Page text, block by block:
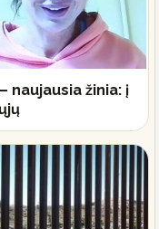
naujausia žinia: į